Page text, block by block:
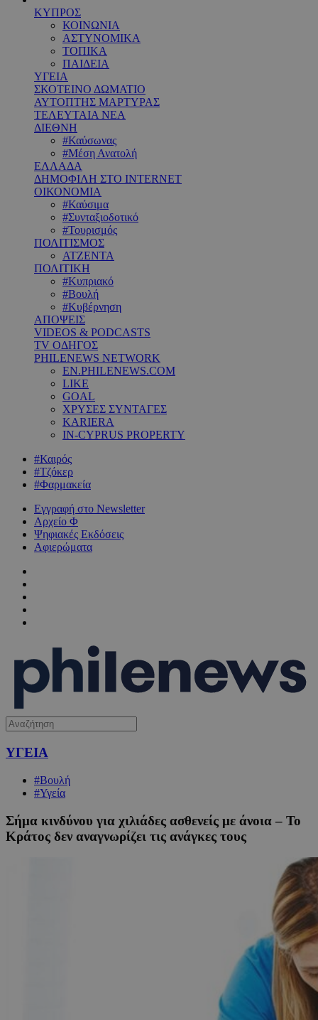
ΚΥΠΡΟΣ
ΚΟΙΝΩΝΙΑ
ΑΣΤΥΝΟΜΙΚΑ
ΤΟΠΙΚΑ
ΠΑΙΔΕΙΑ
ΥΓΕΙΑ
ΣΚΟΤΕΙΝΟ ΔΩΜΑΤΙΟ
ΑΥΤΟΠΤΗΣ ΜΑΡΤΥΡΑΣ
ΤΕΛΕΥΤΑΙΑ ΝΕΑ
ΔΙΕΘΝΗ
#Καύσωνας
#Μέση Ανατολή
ΕΛΛΑΔΑ
ΔΗΜΟΦΙΛΗ ΣΤΟ INTERNET
ΟΙΚΟΝΟΜΙΑ
#Καύσιμα
#Συνταξιοδοτικό
#Τουρισμός
ΠΟΛΙΤΙΣΜΟΣ
ΑΤΖΕΝΤΑ
ΠΟΛΙΤΙΚΗ
#Κυπριακό
#Βουλή
#Κυβέρνηση
ΑΠΟΨΕΙΣ
VIDEOS & PODCASTS
TV ΟΔΗΓΟΣ
PHILENEWS NETWORK
EN.PHILENEWS.COM
LIKE
GOAL
ΧΡΥΣΕΣ ΣΥΝΤΑΓΕΣ
KARIERA
IN-CYPRUS PROPERTY
#Καιρός
#Τζόκερ
#Φαρμακεία
Εγγραφή στο Newsletter
Αρχείο Φ
Ψηφιακές Εκδόσεις
Αφιερώματα
ΥΓΕΙΑ
#Βουλή
#Υγεία
Σήμα κινδύνου για χιλιάδες ασθενείς με άνοια – Το
Κράτος δεν αναγνωρίζει τις ανάγκες τους